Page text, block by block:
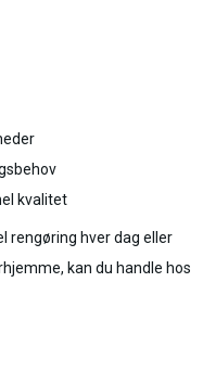
kvalitet
rengøring hver dag eller
kan du handle hos